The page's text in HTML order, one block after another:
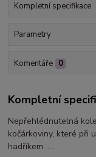
Kompletní specifikace
Parametry
Komentáře 0
Kompletní
Nepřehlédnutelná
kočárkoviny, které při
hadříkem. ....